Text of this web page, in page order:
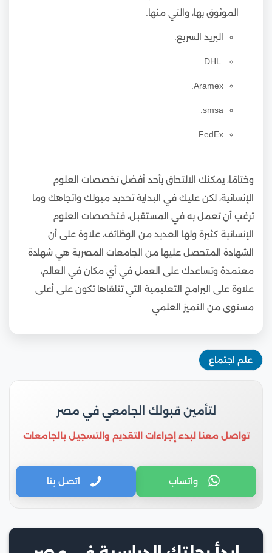
الموثوق بها، والتي منها:
البريد السريع.
Aramex.
smsa.
FedEx.
وختامًا، يمكنك الالتحاق بأحد أفضل تخصصات العلوم
الإنسانية، لكن عليك في البداية تحديد ميولك واتجاهك وما
ترغب أن تعمل به في المستقبل، فتخصصات العلوم
الإنسانية كثيرة ولها العديد من الوظائف، علاوة على أن
الشهادة المتحصل عليها من الجامعات المصرية هي شهادة
معتمدة وتساعدك على العمل في أي مكان في العالم،
علاوة على البرامج التعليمية التي تتلقاها تكون على أعلى
مستوى من التميز العلمي.
علم اجتماع
لتأمين قبولك الجامعي في مصر
تواصل معنا لبدء إجراءات التقديم والتسجيل بالجامعات
واتساب اتصل بنا